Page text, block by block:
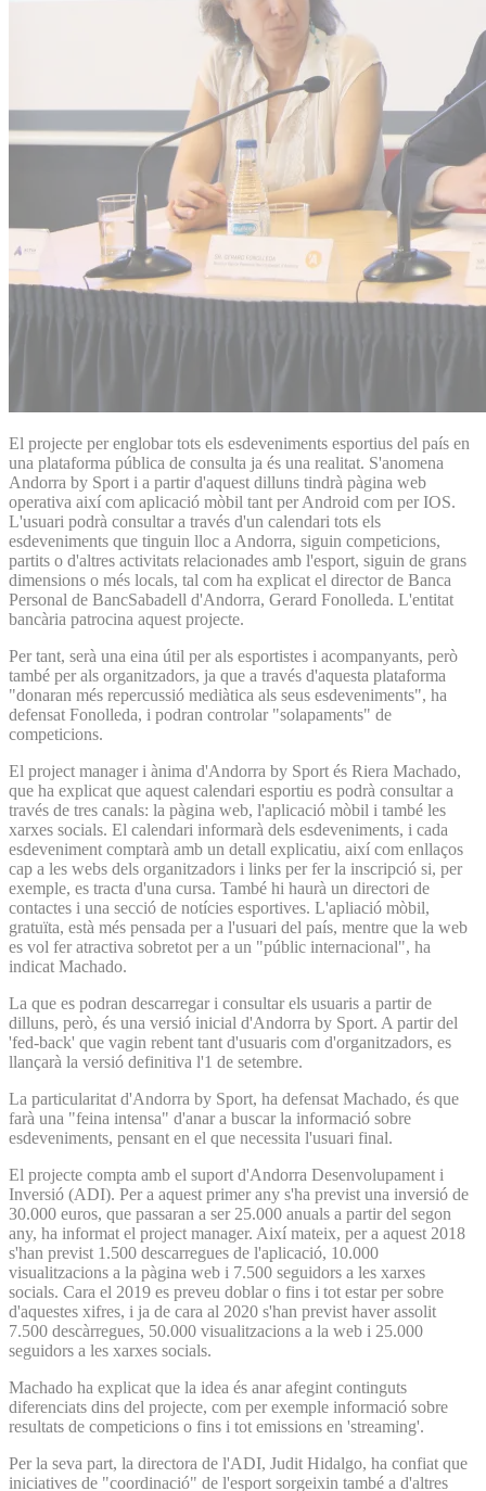
El projecte per englobar tots els esdeveniments esportius del país en
una plataforma pública de consulta ja és una realitat. S'anomena
Andorra by Sport i a partir d'aquest dilluns tindrà pàgina web
operativa així com aplicació mòbil tant per Android com per IOS.
L'usuari podrà consultar a través d'un calendari tots els
esdeveniments que tinguin lloc a Andorra, siguin competicions,
partits o d'altres activitats relacionades amb l'esport, siguin de grans
dimensions o més locals, tal com ha explicat el director de Banca
Personal de BancSabadell d'Andorra, Gerard Fonolleda. L'entitat
bancària patrocina aquest projecte.
Per tant, serà una eina útil per als esportistes i acompanyants, però
també per als organitzadors, ja que a través d'aquesta plataforma
"donaran més repercussió mediàtica als seus esdeveniments", ha
defensat Fonolleda, i podran controlar "solapaments" de
competicions.
El project manager i ànima d'Andorra by Sport és Riera Machado,
que ha explicat que aquest calendari esportiu es podrà consultar a
través de tres canals: la pàgina web, l'aplicació mòbil i també les
xarxes socials. El calendari informarà dels esdeveniments, i cada
esdeveniment comptarà amb un detall explicatiu, així com enllaços
cap a les webs dels organitzadors i links per fer la inscripció si, per
exemple, es tracta d'una cursa. També hi haurà un directori de
contactes i una secció de notícies esportives. L'apliació mòbil,
gratuïta, està més pensada per a l'usuari del país, mentre que la web
es vol fer atractiva sobretot per a un "públic internacional", ha
indicat Machado.
La que es podran descarregar i consultar els usuaris a partir de
dilluns, però, és una versió inicial d'Andorra by Sport. A partir del
'fed-back' que vagin rebent tant d'usuaris com d'organitzadors, es
llançarà la versió definitiva l'1 de setembre.
La particularitat d'Andorra by Sport, ha defensat Machado, és que
farà una "feina intensa" d'anar a buscar la informació sobre
esdeveniments, pensant en el que necessita l'usuari final.
El projecte compta amb el suport d'Andorra Desenvolupament i
Inversió (ADI). Per a aquest primer any s'ha previst una inversió de
30.000 euros, que passaran a ser 25.000 anuals a partir del segon
any, ha informat el project manager. Així mateix, per a aquest 2018
s'han previst 1.500 descarregues de l'aplicació, 10.000
visualitzacions a la pàgina web i 7.500 seguidors a les xarxes
socials. Cara el 2019 es preveu doblar o fins i tot estar per sobre
d'aquestes xifres, i ja de cara al 2020 s'han previst haver assolit
7.500 descàrregues, 50.000 visualitzacions a la web i 25.000
seguidors a les xarxes socials.
Machado ha explicat que la idea és anar afegint continguts
diferenciats dins del projecte, com per exemple informació sobre
resultats de competicions o fins i tot emissions en 'streaming'.
Per la seva part, la directora de l'ADI, Judit Hidalgo, ha confiat que
iniciatives de "coordinació" de l'esport sorgeixin també a d'altres